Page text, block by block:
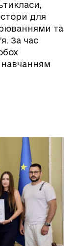
для
та
За час
навчанням